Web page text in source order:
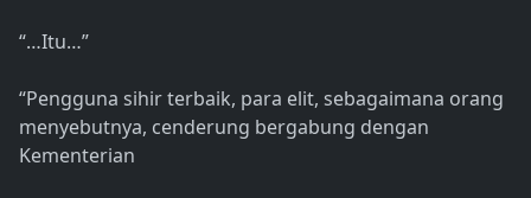
“…Itu…”
“Pengguna sihir terbaik, para elit, sebagaimana orang
menyebutnya, cenderung bergabung dengan
Kementerian